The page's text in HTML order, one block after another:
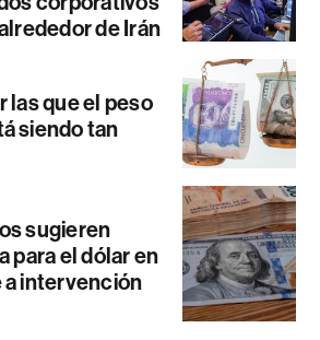
de Irán
las que el peso
siendo tan
sugieren
para el dólar en
intervención